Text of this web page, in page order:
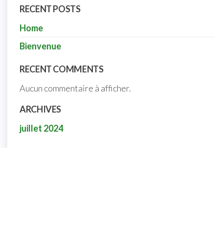
RECENT POSTS
Home
Bienvenue
RECENT COMMENTS
Aucun commentaire à afficher.
ARCHIVES
juillet 2024